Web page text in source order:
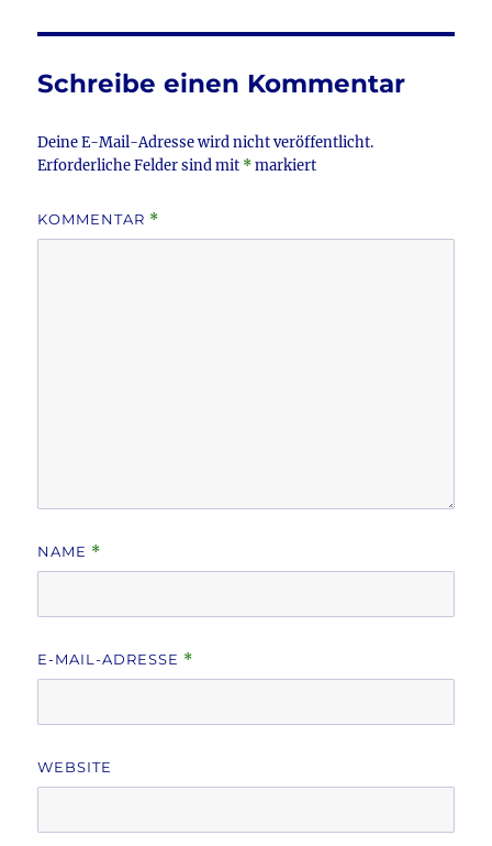
o
o
Schreibe einen Kommentar
Deine E-Mail-Adresse wird nicht veröffentlicht.
Erforderliche Felder sind mit *markiert
KOMMENTAR *
NAME *
E-MAIL-ADRESSE *
WEBSITE